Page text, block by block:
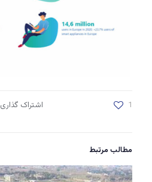
اشتراک گذاری 1
مطالب مرتبط